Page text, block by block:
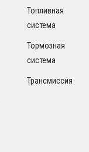
Топливная
система
Тормозная
система
Трансмиссия